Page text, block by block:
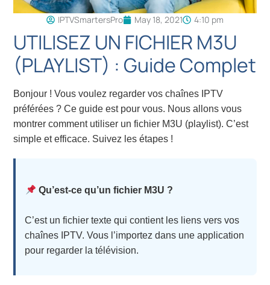
IPTVSmartersPro May 18, 2021 4:10 pm
UTILISEZ UN FICHIER M3U
(PLAYLIST) : Guide Complet
Bonjour ! Vous voulez regarder vos chaînes IPTV
préférées ? Ce guide est pour vous. Nous allons vous
montrer comment utiliser un fichier M3U (playlist). C’est
simple et efficace. Suivez les étapes !
Qu’est-ce qu’un fichier M3U ?
C’est un fichier texte qui contient les liens vers vos
chaînes IPTV. Vous l’importez dans une application
pour regarder la télévision.